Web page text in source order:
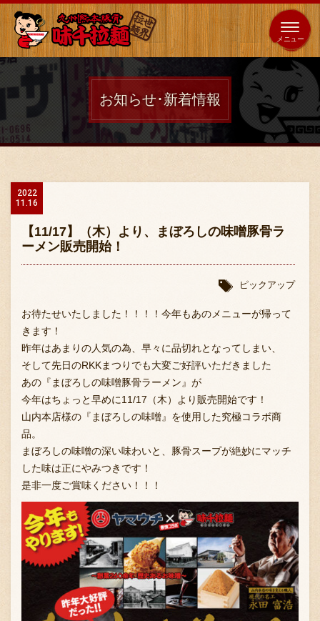
全国
展開 海外 653 店 64 店
ホーム
店舗案内
味千の取り組み
お問い合わせ
FC加盟店募集
会社案内
お知らせ
お知らせ･新着情報
2022
11.16
【11/17】（木）より、まぼろしの味噌豚骨ラ
ーメン販売開始！
ピックアップ
お待たせいたしました！！！！ 今年もあのメニューが帰って
きます！
昨年はあまりの人気の為、早々に品切れとなってしまい、
そして先日のRKKまつりでも大変ご好評いただきました
あの『まぼろしの味噌豚骨ラーメン』が
今年はちょっと早めに11/17（木）より販売開始です！
山内本店様の『まぼろしの味噌』を使用した究極コラボ商
品。
まぼろしの味噌の深い味わいと、豚骨スープが絶妙にマッチ
した味は正にやみつきです！
是非一度ご賞味ください！！！